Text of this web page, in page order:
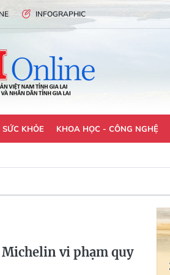
INFOGRAPHIC
SỨC KHỎE KHOA HỌC - CÔNG NGHỆ
Michelin vi phạm quy